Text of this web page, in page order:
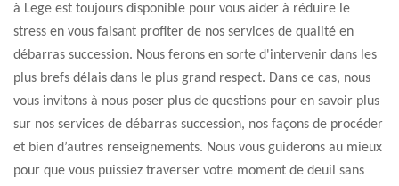
à Lege est toujours disponible pour vous aider à réduire le
stress en vous faisant profiter de nos services de qualité en
débarras succession. Nous ferons en sorte d'intervenir dans les
plus brefs délais dans le plus grand respect. Dans ce cas, nous
vous invitons à nous poser plus de questions pour en savoir plus
sur nos services de débarras succession, nos façons de procéder
et bien d’autres renseignements. Nous vous guiderons au mieux
pour que vous puissiez traverser votre moment de deuil sans